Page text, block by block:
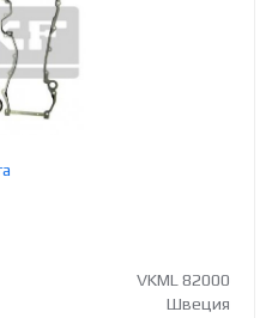
VKML 82000
Швеция